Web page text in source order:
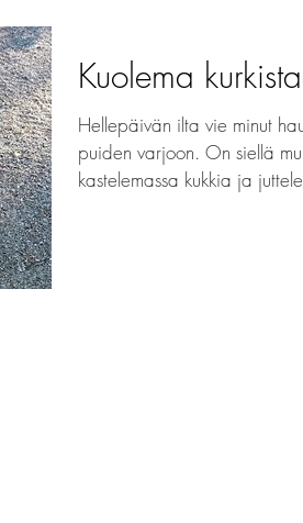
Kuolema
Hellepäivän ilta vie minut
puiden varjoon. On siellä
kastelemassa kukkia ja